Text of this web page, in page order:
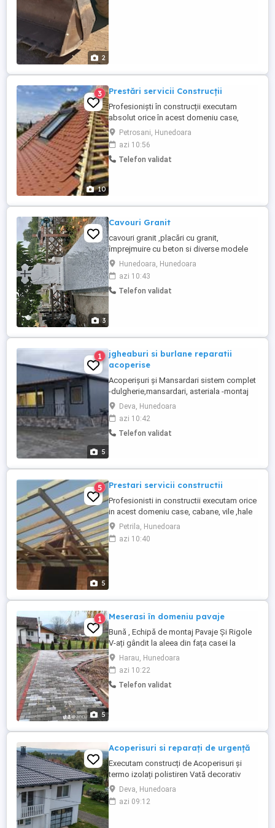
2
10
3 Prestări servicii Construcții
Profesioniști în construcții executam
absolut orice în acest domeniu case,
cabane, vile, hale industriale, blocuri,
spatii comerciale, birouri, garduri, pavaj,
porți, balustrade, filigorii, terase, zone
verzi, garaje, amenajări interioare
Petrosani, Hunedoara
azi 10:56
Telefon validat
3
Cavouri Granit
cavouri granit ,placări cu granit,
împrejmuire cu beton si diverse modele
de cruci Marmura.. Pentru detalii la telefon
Hunedoara, Hunedoara
azi 10:43
Telefon validat
5
1
jgheaburi si burlane reparatii
acoperise
Acoperișuri și Mansardari sistem complet
-dulgherie,mansardari, asteriala -montaj
acoperis tigla metalica Montaj invelitori
țiglă ceramica -reparatii acoperis tigla
ceramica metalica -montaj tabla cutata -
montaj tabla faltuita -foisoare si terase -
Deva, Hunedoara
azi 10:42
Telefon validat
5
5 Prestari servicii constructii
Profesionisti in constructii executam orice
in acest domeniu case, cabane, vile ,hale
industriale,filigorii,terase,zone verzi
,amenajari int.exterioare,garaje,garduri,
pavaj, porți, balustrade, zone verzi,
Petrila, Hunedoara
azi 10:40
5
1 Meserasi în domeniu pavaje
Bună , Echipă de montaj Pavaje Și Rigole
V-ați gândit la aleea din fața casei la
curtea dumneavoastră ?și doriți sa faceți
o schimbare? Noi venim cu soluția Echipă
unită și serioasă montăm pavaj , la un preț
avantajos ! Pentru mai multe detalii nu
Harau, Hunedoara
azi 10:22
Telefon validat
Acoperisuri si reparați de urgență
Executam construcți de Acoperisuri și
termo izolați polistiren Vată decorativ
.Tencuieli Lavabile.etc... Sisteme
complete dulgherie Mansardari Terase
foișoare Asteria ale Montaj invelitoare
Deva, Hunedoara
azi 09:12